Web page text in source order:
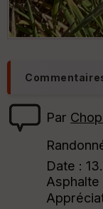
Par
Date :
Asphalte